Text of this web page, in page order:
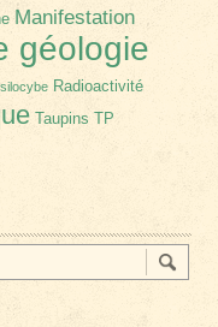
Manifestation
géologie
Radioactivité
Taupins TP